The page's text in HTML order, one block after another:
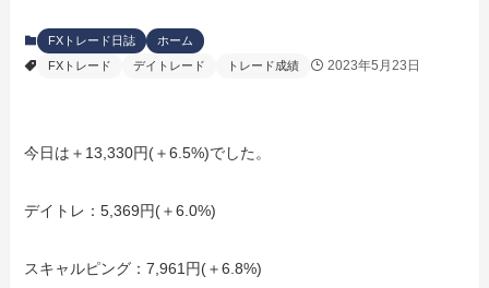
FXトレード日誌
ホーム
FXトレード
デイトレード トレード成績 2023年5月23日
今日は＋13,330円(＋6.5%)でした。
デイトレ：5,369円(＋6.0%)
スキャルピング：7,961円(＋6.8%)